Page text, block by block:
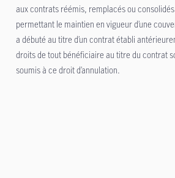
aux contrats réémis, remplacés ou consolidés
permettant le maintien en vigueur d’une
a débuté au titre d’un contrat établi
droits de tout bénéficiaire au titre du contrat
soumis à ce droit d’annulation.